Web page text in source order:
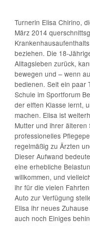
Turnerin Elisa Chirino,
März 2014
beziehen. Die 18-
Alltagsleben zurück,
bewegen und – wenn
bedienen. Seit ein paar
Schule im Sportforum
der elften Klasse lernt,
machen. Elisa ist
Mutter und ihrer
professionelles
regelmäßig zu Ärzten
Dieser Aufwand
eine erhebliche
willkommen, und
ihr für die vielen
Auto zur Verfügung
Elisa ihr neues
auch noch Einiges